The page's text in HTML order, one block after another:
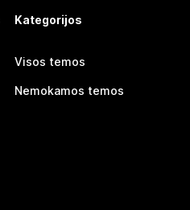
Kategorijos
Visos temos
Nemokamos temos